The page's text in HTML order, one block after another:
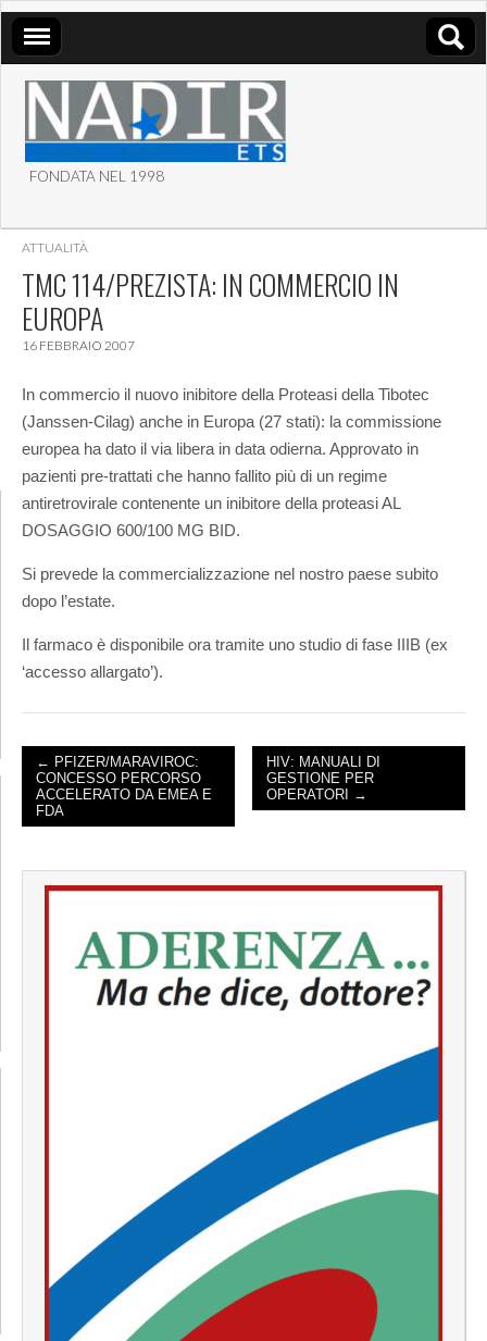
ASSOCIAZIONE NADIR
ETS
FONDATA NEL 1998
ATTUALITÀ
TMC 114/PREZISTA: IN COMMERCIO IN
EUROPA
16 FEBBRAIO 2007
In commercio il nuovo inibitore della Proteasi della Tibotec
(Janssen-Cilag) anche in Europa (27 stati): la commissione
europea ha dato il via libera in data odierna. Approvato in
pazienti pre-trattati che hanno fallito più di un regime
antiretrovirale contenente un inibitore della proteasi AL
DOSAGGIO 600/100 MG BID.
Si prevede la commercializzazione nel nostro paese subito
dopo l’estate.
Il farmaco è disponibile ora tramite uno studio di fase IIIB (ex
‘accesso allargato’).
POST NAVIGATION
← PFIZER/MARAVIROC:
CONCESSO PERCORSO
ACCELERATO DA EMEA E
FDA
HIV: MANUALI DI
GESTIONE PER
OPERATORI →